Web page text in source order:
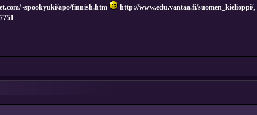
~spookyuki/apo/finnish.htm http://www.edu.vantaa.fi/suomen_kielioppi/,